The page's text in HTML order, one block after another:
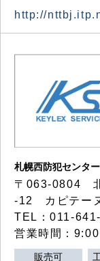
http://
札幌西防犯センター
〒063-0804
-12 カピテー
TEL：011-
営業時間：
販売可